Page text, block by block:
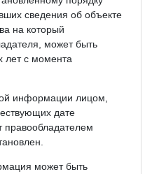
сведения об объекте
на который
может быть
лет с момента
информации лицом,
дате
правообладателем
может быть